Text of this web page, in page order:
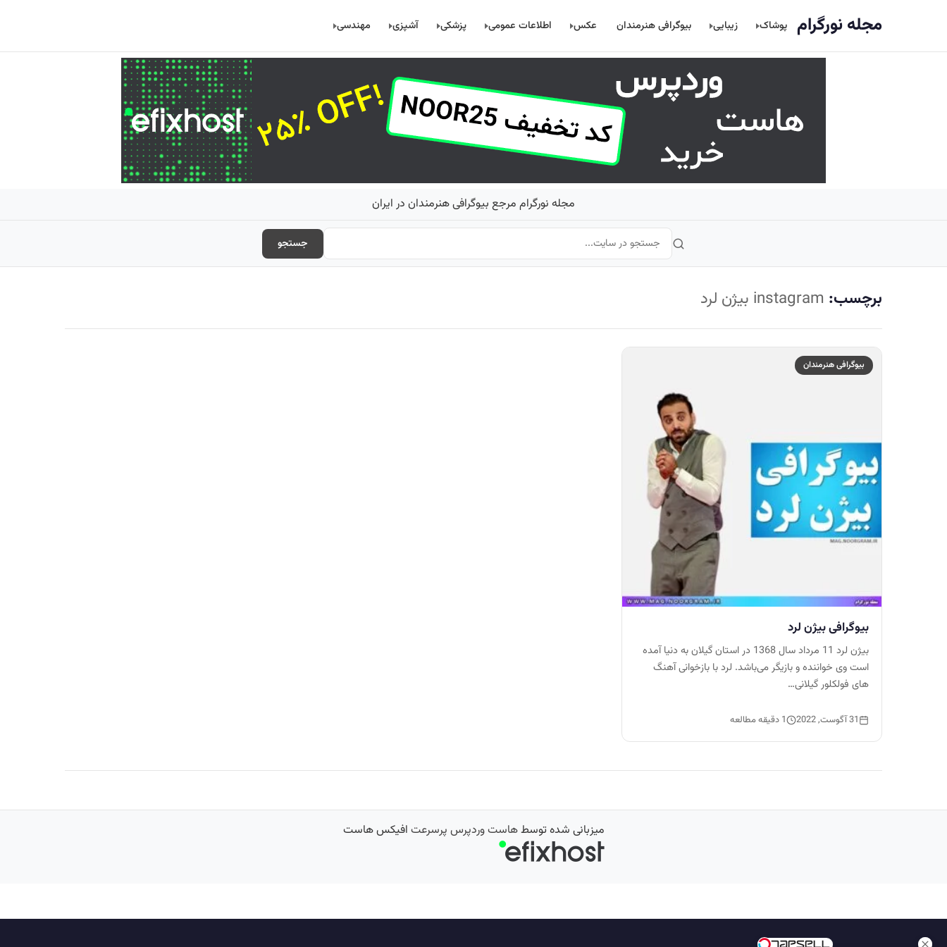
مجله نورگرام پوشاک زیبایی بیوگرافی هنرمندان عکس اطلاعات عمومی پزشکی آشپزی مهندسی
مجله نورگرام مرجع بیوگرافی هنرمندان در ایران
جستجو
برچسب: instagram بیژن لرد
بیوگرافی هنرمندان
بیوگرافی بیژن لرد
بیژن لرد 11 مرداد سال 1368 در استان گیلان به دنیا آمده
است وی خواننده و بازیگر می‌باشد. لرد با بازخوانی آهنگ
های فولکلور گیلانی…
31 آگوست, 2022 1 دقیقه مطالعه
میزبانی شده توسطهاست وردپرس پرسرعت افیکس هاست